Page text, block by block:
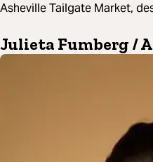
Asheville Tailgate Market,
Julieta Fumberg /